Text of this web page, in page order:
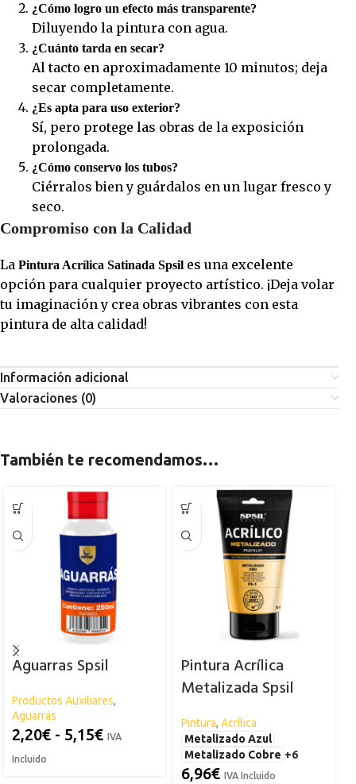
¿Cómo logro un efecto más transparente?
Diluyendo la pintura con agua.
¿Cuánto tarda en secar?
Al tacto en aproximadamente 10 minutos; deja
secar completamente.
¿Es apta para uso exterior?
Sí, pero protege las obras de la exposición
prolongada.
¿Cómo conservo los tubos?
Ciérralos bien y guárdalos en un lugar fresco y
seco.
Compromiso con la Calidad
La Pintura Acrílica Satinada Spsil es una excelente
opción para cualquier proyecto artístico. ¡Deja volar
tu imaginación y crea obras vibrantes con esta
pintura de alta calidad!
Información adicional
Valoraciones (0)
También te recomendamos…
Aguarras Spsil
Productos Auxiliares,
Aguarrás
2,20€ - 5,15€ IVA
Incluido
Pintura Acrílica
Metalizada Spsil
Pintura, Acrílica
Metalizado Azul
Metalizado Cobre +6
6,96€ IVA Incluido